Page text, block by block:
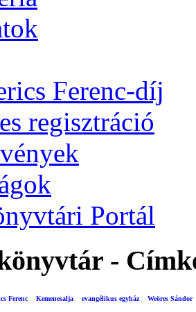
Ferenc-díj
regisztráció
Portál
-
Ferenc Kemenesalja evangélikus egyház Weöres Sándor